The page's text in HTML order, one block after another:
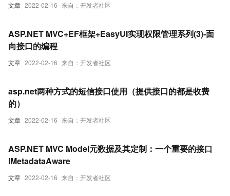
文章 2022-02-16 来自：开发者社区
文章 2022-02-16 来自：开发者社区
ASP.NET MVC+EF框架+EasyUI实现权限管理系列(3)-面
向接口的编程
文章 2022-02-16 来自：开发者社区
asp.net两种方式的短信接口使用（提供接口的都是收费
的）
文章 2022-02-16 来自：开发者社区
ASP.NET MVC Model元数据及其定制：一个重要的接口
IMetadataAware